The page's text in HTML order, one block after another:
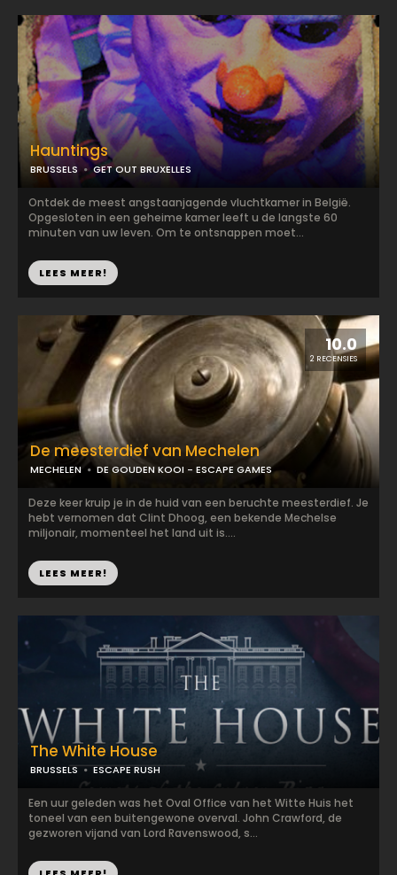
10.0
2 RECENSIES
De meesterdief van Mechelen
MECHELEN DE GOUDEN KOOI - ESCAPE GAMES
Deze keer kruip je in de huid van een beruchte meesterdief. Je
hebt vernomen dat Clint Dhoog, een bekende Mechelse
miljonair, momenteel het land uit is....
LEES MEER!
Hauntings
BRUSSELS GET OUT BRUXELLES
Ontdek de meest angstaanjagende vluchtkamer in België.
Opgesloten in een geheime kamer leeft u de langste 60
minuten van uw leven. Om te ontsnappen moet...
LEES MEER!
The White House
BRUSSELS ESCAPE RUSH
Een uur geleden was het Oval Office van het Witte Huis het
toneel van een buitengewone overval. John Crawford, de
gezworen vijand van Lord Ravenswood, s...